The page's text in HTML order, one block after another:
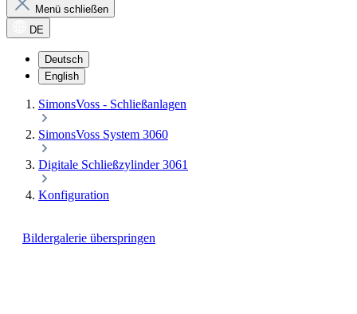
Menü schließen
DE
Deutsch
English
SimonsVoss - Schließanlagen
SimonsVoss System 3060
Digitale Schließzylinder 3061
Konfiguration
Bildergalerie überspringen